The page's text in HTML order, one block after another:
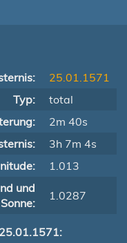
25.01.1571
Typ:
total
2m 40s
3h 7m 4s
1.013
und
Sonne:
1.0287